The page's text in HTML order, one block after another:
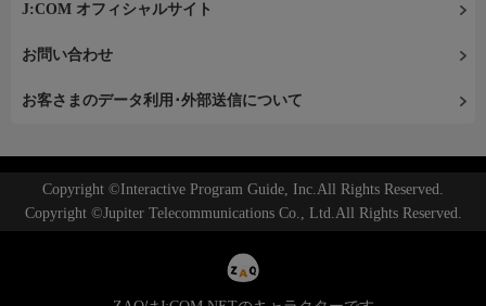
J:COM オフィシャルサイト
お問い合わせ
お客さまのデータ利用･外部送信について
Copyright ©Interactive Program Guide, Inc.All Rights Reserved.
Copyright ©Jupiter Telecommunications Co., Ltd.All Rights Reserved.